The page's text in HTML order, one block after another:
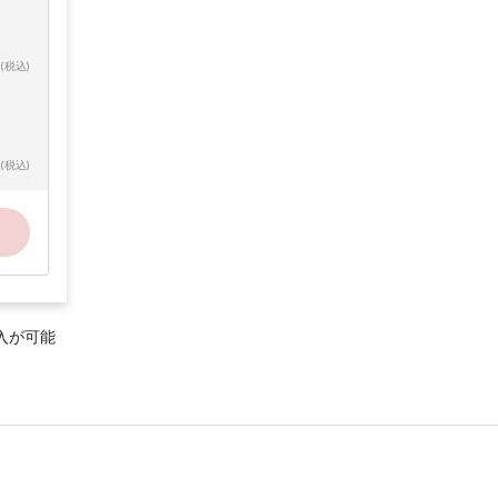
(税込)
(税込)
が可能